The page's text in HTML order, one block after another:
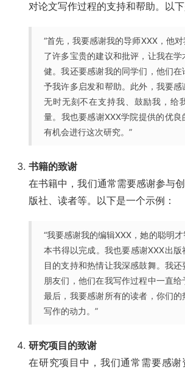
对论文写作过程的支持和帮助。以下
“首先，我要感谢我的导师XXX，他
了许多宝贵的建议和批评，让我在
健。我还要感谢我的同学们，他们
予我许多启发和帮助。此外，我要感
无时无刻不在支持我、鼓励我，给
量。我也要感谢XXX学院提供的优
有机会进行这次研究。”
书籍的致谢
在书籍中，我们通常需要感谢参与
版社、读者等。以下是一个示例：
“我要感谢我的编辑XXX，她的聪明
本书得以完成。我也要感谢XXX出版
目的支持和热情让我深感鼓舞。我
朋友们，他们在我写作过程中一直给
最后，我要感谢所有的读者，你们
写作的动力。”
研究项目的致谢
在研究项目中，我们通常需要感